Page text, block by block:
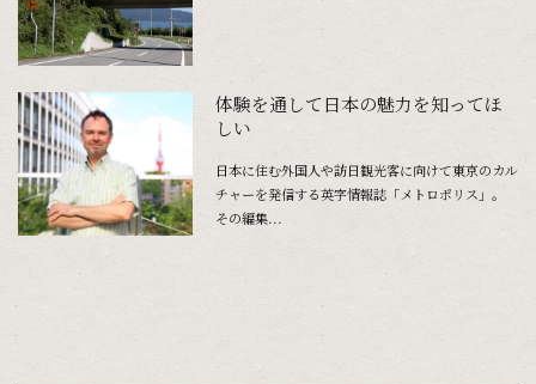
体験を通して日本の魅力を知ってほ
しい
日本に住む外国人や訪日観光客に向けて東京のカル
チャーを発信する英字情報誌「メトロポリス」。
その編集...